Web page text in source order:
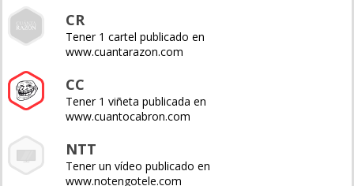
CR
Tener 1 cartel publicado en
www.cuantarazon.com
CC
Tener 1 viñeta publicada en
www.cuantocabron.com
NTT
Tener un vídeo publicado en
www.notengotele.com